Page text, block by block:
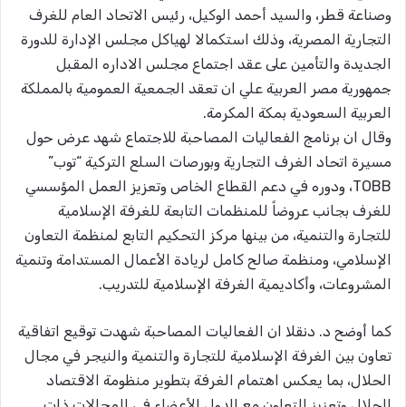
وصناعة قطر، والسيد أحمد الوكيل، رئيس الاتحاد العام للغرف
التجارية المصرية، وذلك استكمالا لهياكل مجلس الإدارة للدورة
الجديدة والتأمين على عقد اجتماع مجلس الاداره المقبل
جمهورية مصر العربية علي ان تعقد الجمعية العمومية بالمملكة
العربية السعودية بمكة المكرمة.
وقال ان برنامج الفعاليات المصاحبة للاجتماع شهد عرض حول
مسيرة اتحاد الغرف التجارية وبورصات السلع التركية “توب”
TOBB، ودوره في دعم القطاع الخاص وتعزيز العمل المؤسسي
للغرف بجانب عروضاً للمنظمات التابعة للغرفة الإسلامية
للتجارة والتنمية، من بينها مركز التحكيم التابع لمنظمة التعاون
الإسلامي، ومنظمة صالح كامل لريادة الأعمال المستدامة وتنمية
المشروعات، وأكاديمية الغرفة الإسلامية للتدريب.
كما أوضح د. دنقلا ان الفعاليات المصاحبة شهدت توقيع اتفاقية
تعاون بين الغرفة الإسلامية للتجارة والتنمية والنيجر في مجال
الحلال، بما يعكس اهتمام الغرفة بتطوير منظومة الاقتصاد